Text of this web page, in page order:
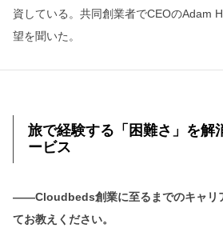
資している。共同創業者でCEOのAdam
望を聞いた。
旅で経験する「困難さ」を解
ービス
――Cloudbeds創業に至るまでのキャリ
てお教えください。